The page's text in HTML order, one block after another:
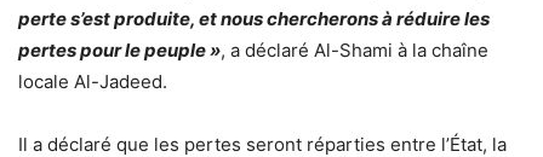
perte s’est produite, et nous chercherons à réduire les
pertes pour le peuple », a déclaré Al-Shami à la chaîne
locale Al-Jadeed.
Il a déclaré que les pertes seront réparties entre l’État, la